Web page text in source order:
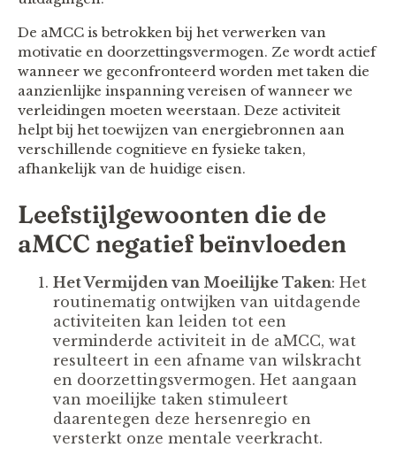
De aMCC is betrokken bij het verwerken van
motivatie en doorzettingsvermogen. Ze wordt actief
wanneer we geconfronteerd worden met taken die
aanzienlijke inspanning vereisen of wanneer we
verleidingen moeten weerstaan. Deze activiteit
helpt bij het toewijzen van energiebronnen aan
verschillende cognitieve en fysieke taken,
afhankelijk van de huidige eisen.
Leefstijlgewoonten die de
aMCC negatief beïnvloeden
Het Vermijden van Moeilijke Taken: Het
routinematig ontwijken van uitdagende
activiteiten kan leiden tot een
verminderde activiteit in de aMCC, wat
resulteert in een afname van wilskracht
en doorzettingsvermogen. Het aangaan
van moeilijke taken stimuleert
daarentegen deze hersenregio en
versterkt onze mentale veerkracht.